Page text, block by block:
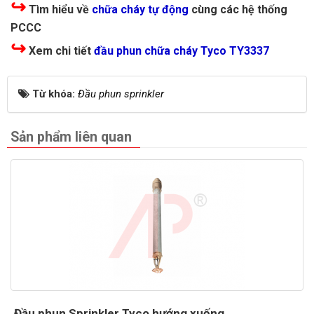
↪ Tìm hiểu về chữa cháy tự động cùng các hệ thống
PCCC
↪ Xem chi tiết đầu phun chữa cháy Tyco TY3337
Từ khóa: Đầu phun sprinkler
Sản phẩm liên quan